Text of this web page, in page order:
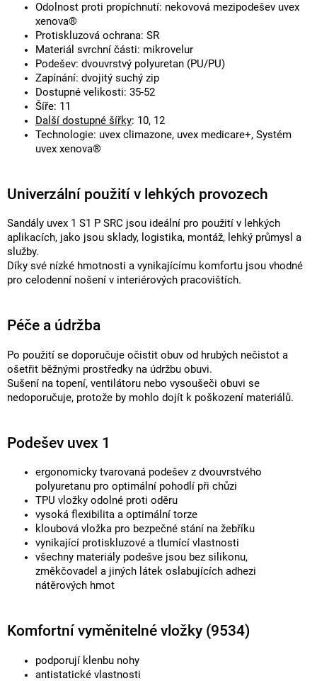
Odolnost proti propíchnutí: nekovová mezipodešev uvex
xenova®
Protiskluzová ochrana: SR
Materiál svrchní části: mikrovelur
Podešev: dvouvrstvý polyuretan (PU/PU)
Zapínání: dvojitý suchý zip
Dostupné velikosti: 35-52
Šíře: 11
Další dostupné šířky: 10, 12
Technologie: uvex climazone, uvex medicare+, Systém
uvex xenova®
Univerzální použití v lehkých provozech
Sandály uvex 1 S1 P SRC jsou ideální pro použití v lehkých
aplikacích, jako jsou sklady, logistika, montáž, lehký průmysl a
služby.
Díky své nízké hmotnosti a vynikajícímu komfortu jsou vhodné
pro celodenní nošení v interiérových pracovištích.
Péče a údržba
Po použití se doporučuje očistit obuv od hrubých nečistot a
ošetřit běžnými prostředky na údržbu obuvi.
Sušení na topení, ventilátoru nebo vysoušeči obuvi se
nedoporučuje, protože by mohlo dojít k poškození materiálů.
Podešev uvex 1
ergonomicky tvarovaná podešev z dvouvrstvého
polyuretanu pro optimální pohodlí při chůzi
TPU vložky odolné proti oděru
vysoká flexibilita a optimální torze
kloubová vložka pro bezpečné stání na žebříku
vynikající protiskluzové a tlumící vlastnosti
všechny materiály podešve jsou bez silikonu,
změkčovadel a jiných látek oslabujících adhezi
nátěrových hmot
Komfortní vyměnitelné vložky (9534)
podporují klenbu nohy
antistatické vlastnosti